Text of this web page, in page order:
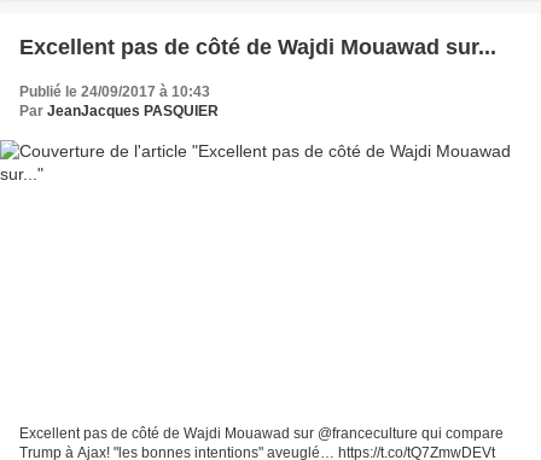
Excellent pas de côté de Wajdi Mouawad sur...
Publié le 24/09/2017 à 10:43
Par JeanJacques PASQUIER
Excellent pas de côté de Wajdi Mouawad sur @franceculture qui compare
Trump à Ajax! "les bonnes intentions" aveuglé… https://t.co/tQ7ZmwDEVt